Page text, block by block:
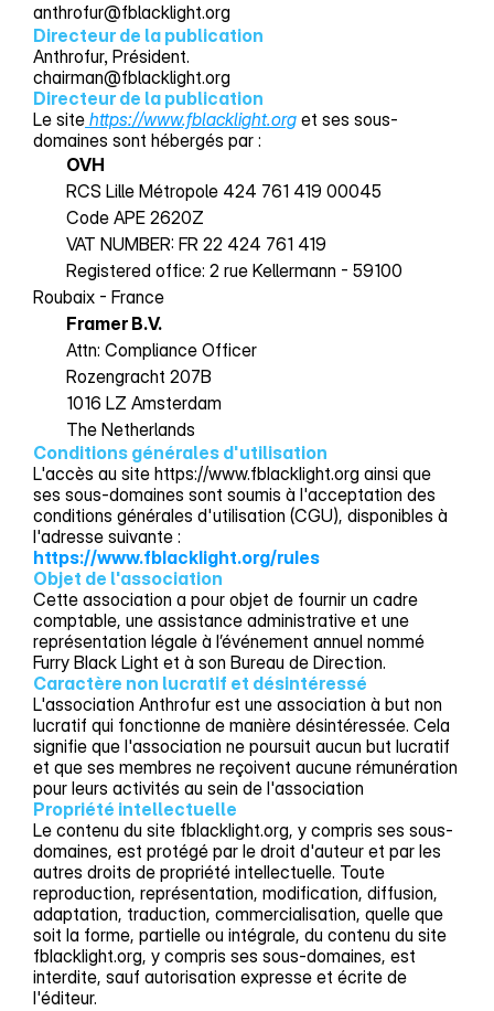
Docs
About
COMMUNITY
Events
Experts
anthrofur@fblacklight.org
Directeur de la publication
Anthrofur, Président.
chairman@fblacklight.org
Directeur de la publication
Le site https://www.fblacklight.org et ses sous-
domaines sont hébergés par :
OVH
RCS Lille Métropole 424 761 419 00045
Code APE 2620Z
VAT NUMBER: FR 22 424 761 419
Registered office: 2 rue Kellermann - 59100
Roubaix - France
Framer B.V.
Attn: Compliance Officer
Rozengracht 207B
1016 LZ Amsterdam
The Netherlands
Conditions générales d'utilisation
L'accès au site https://www.fblacklight.org ainsi que
ses sous-domaines sont soumis à l'acceptation des
conditions générales d'utilisation (CGU), disponibles à
l'adresse suivante :
https://www.fblacklight.org/rules
Objet de l'association
Cette association a pour objet de fournir un cadre
comptable, une assistance administrative et une
représentation légale à l’événement annuel nommé
Furry Black Light et à son Bureau de Direction.
Caractère non lucratif et désintéressé
L'association Anthrofur est une association à but non
lucratif qui fonctionne de manière désintéressée. Cela
signifie que l'association ne poursuit aucun but lucratif
et que ses membres ne reçoivent aucune rémunération
pour leurs activités au sein de l'association
Propriété intellectuelle
Le contenu du site fblacklight.org, y compris ses sous-
domaines, est protégé par le droit d'auteur et par les
autres droits de propriété intellectuelle. Toute
reproduction, représentation, modification, diffusion,
adaptation, traduction, commercialisation, quelle que
soit la forme, partielle ou intégrale, du contenu du site
fblacklight.org, y compris ses sous-domaines, est
interdite, sauf autorisation expresse et écrite de
l'éditeur.